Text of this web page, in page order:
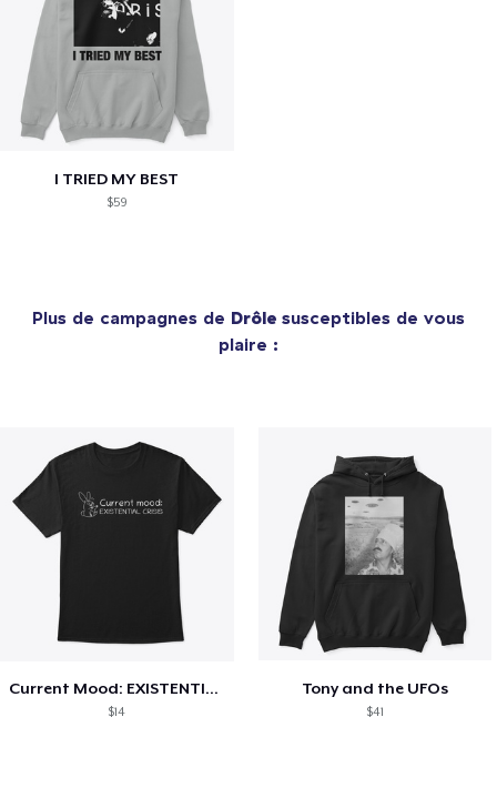
I TRIED MY BEST
$59
Plus de campagnes de Drôle susceptibles de vous
plaire :
Current Mood: EXISTENTIAL CRISIS
$14
Tony and the UFOs
$41